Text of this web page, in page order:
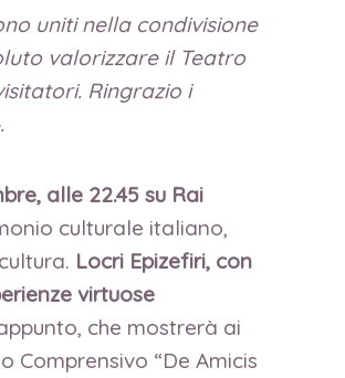
uniti nella condivisione
valorizzare il Teatro
Ringrazio i
alle 22.45 su Rai
culturale italiano,
Locri Epizefiri, con
virtuose
che mostrerà ai
“De Amicis